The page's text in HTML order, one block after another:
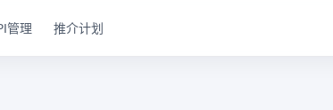
管理 推介计划